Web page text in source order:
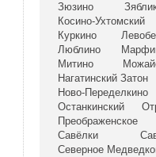
Зюзино
Косино-Ухтомский
Куркино
Люблино
Митино
Нагатинский Затон
Ново-Переделкино
Останкинский
Преображенское
Савёлки
Северное